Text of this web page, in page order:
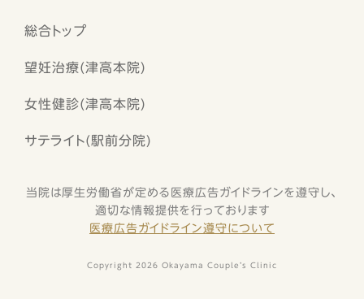
総合トップ
望妊治療(津高本院)
女性健診(津高本院)
サテライト(駅前分院)
当院は厚生労働省が定める医療広告ガイドラインを遵守し、
適切な情報提供を行っております
医療広告ガイドライン遵守について
Copyright 2026 Okayama Couple’s Clinic